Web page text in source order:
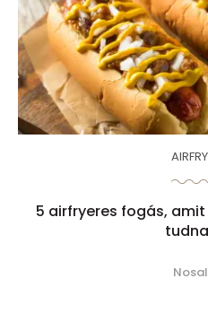
5 airfryeres fogás,